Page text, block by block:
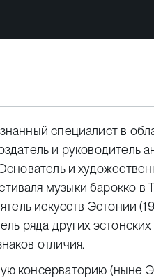
специалист в
и руководитель
и
музыки барокко в
искусств Эстонии
ряда других эстонских
отличия.
консерваторию (ныне